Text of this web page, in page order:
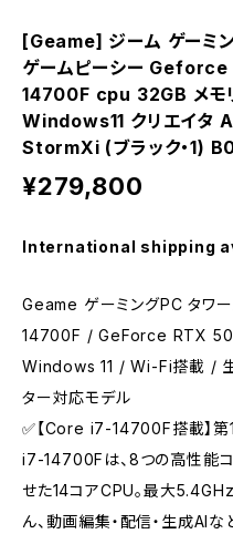
[Geame] ジーム ゲーミ
ゲームピーシー
14700F cpu 32GB メ
Windows11 クリエイタ
StormXi (ブラック・1)
¥279,800
International shipping
Geame ゲーミングPC タ
14700F / GeForce RTX
Windows 11 / Wi-Fi搭載 / 生
ター対応モデル
✅【Core i7-14700F搭載】
i7-14700Fは、8つの高性能
せた14コアCPU。最大
ん、動画編集・配信・生成AI